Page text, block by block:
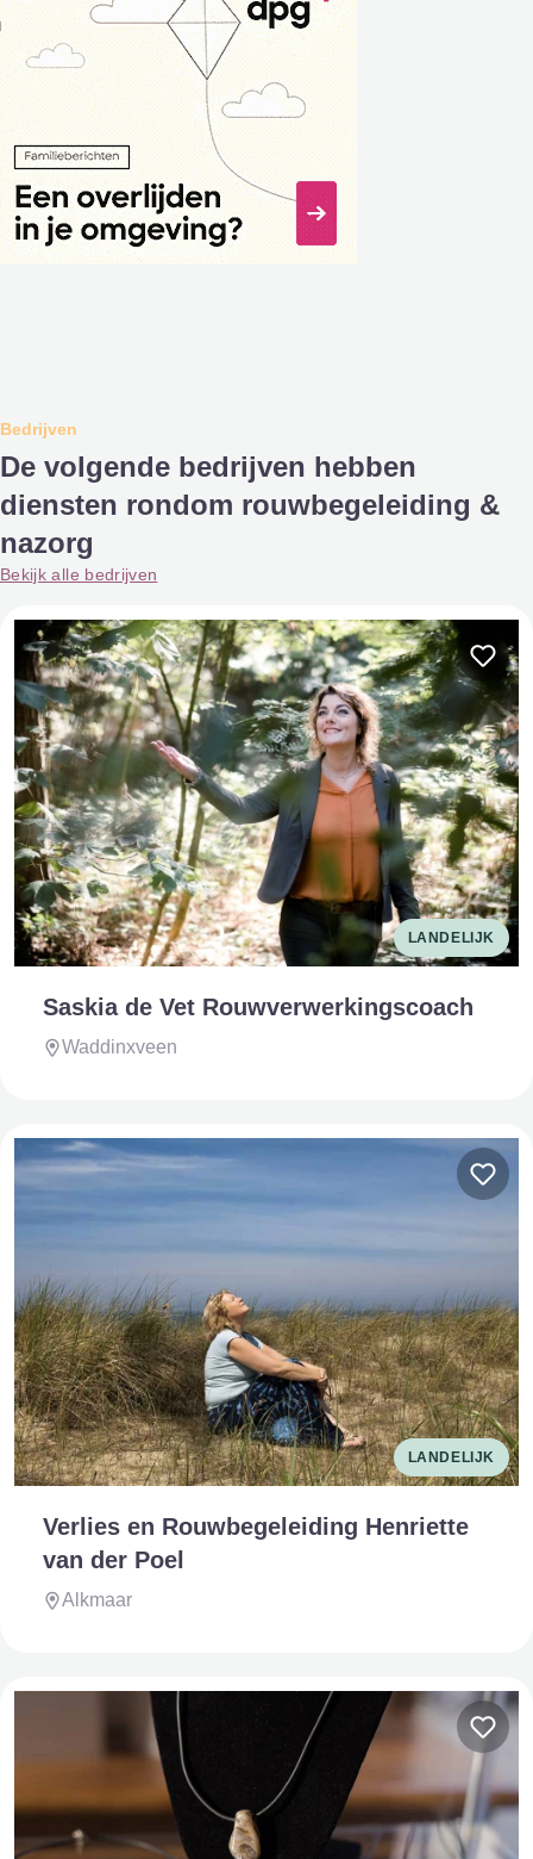
Bedrijven
De volgende bedrijven hebben
diensten rondom rouwbegeleiding &
nazorg
Bekijk alle bedrijven
LANDELIJK
Saskia de Vet Rouwverwerkingscoach
Waddinxveen
LANDELIJK
Verlies en Rouwbegeleiding Henriette
van der Poel
Alkmaar